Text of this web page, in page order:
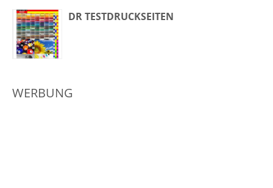
DR TESTDRUCKSEITEN
WERBUNG